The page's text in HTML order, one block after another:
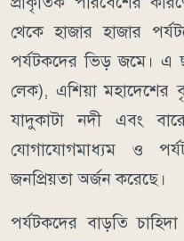
থেকে হাজার হাজার
পর্যটকদের ভিড় জমে। এ
লেক), এশিয়া মহাদেশের
যাদুকাটা নদী এবং
যোগাযোগমাধ্যম ও
জনপ্রিয়তা অর্জন করেছে।
পর্যটকদের বাড়তি চাহিদা